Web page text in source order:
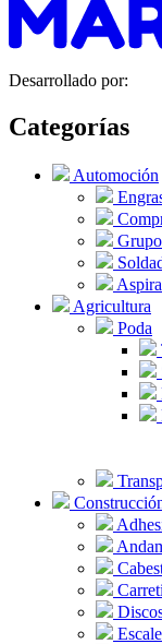
Desarrollado por:
Categorías
Automoción
Agricultura
Poda